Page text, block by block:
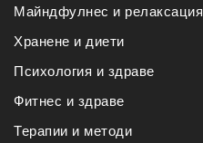
Майндфулнес и релаксация
Хранене и диети
Психология и здраве
Фитнес и здраве
Терапии и методи